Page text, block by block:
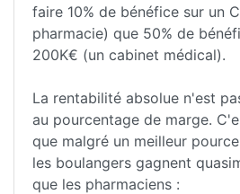
faire 10% de bénéfice sur un
pharmacie) que 50% de
200K€ (un cabinet médical).
La rentabilité absolue n'est
au pourcentage de marge.
que malgré un meilleur
les boulangers gagnent
que les pharmaciens :